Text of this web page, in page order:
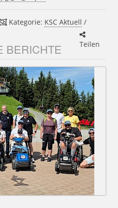
Kategorie: KSC Aktuell /
Teilen
BERICHTE